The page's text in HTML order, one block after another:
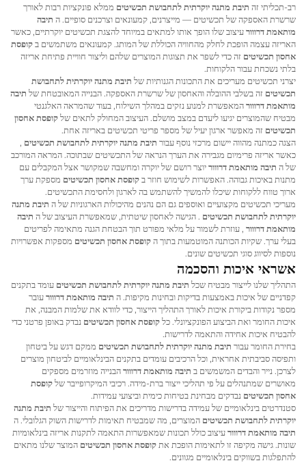
רב-תכליתי זה תיבת מתנה יוקרתית לתחבושת תכשיטים ממלא פונקציות רבות לאורך
שרשרת האספקה של תכשיטים — מייצרנים, קמעונאים וצרכנים סופיים. ה תיבה
מותאמת דרווורעיצוב שלו הופך אותו למתאים במיוחד להצגת תכשיטים יוקרתיים, כאשר
האריזה עצמה הופכת לחלק מהחוויה הכוללת של המותג. קמעונאים משתמשים בקופסת
אחסון תכשיטים זה כדי לשפר את תצוגות המוצרים שלהם וליצור חוויית פתיחת אריזה
בלתי נשכחת עבור הלקוחות.
יצרני תכשיטים מעריכים את התכונות הגנותיות של תיבת מתנה יוקרתית לתחבושת
תכשיטים זה בשלבי ההובלה והאחסון של שרשרת האספקה. הבנייה המאובטחת של תיבה
מותאמת דרווורהמאפשרת למנוע נזקים במהלך השילוח, בעוד שהמראה האלגנטי
מבטיח שהמוצרים יגיעו ליעדם במצב מושלם. העיצוב המחולק לתאים שלקופסת אחסון
תכשיטים זה מאפשר ארגון יעיל של מספר פריטי תכשיטים באריזה אחת.
הצגה כמתנה מהווה יישום מרכזי נוסף עבור תיבת מתנה יוקרתית לתחבושת תכשיטים ,
כאשר אריזה פרימיום מגבירה את הערך הנראה של התכשיטים שבתוכה. המראה המורכב
של ה תיבה מותאמת דרוווריוצר רושם של יוקרה ומחשבה שמקושר אצל המקבלים עם
מתנות באיכות גבוהה. האפשרות לשימוש חוזר בקופסת אחסון תכשיטים מספקת ערך
ארוך טווח ללקוחות שיכלו להמשיך להשתמש בה לארגון ולחסימת התכשיטים.
מעריכי תכשיטים מקצועיים ואוספים גם הם נהנים מהיכולות הארגוניות של ה תיבת מתנה
יוקרתית לתחבושת תכשיטים . הגישה לאחסון שיטתית, שמאפשרת העיצוב של ה תיבה
מותאמת דרווור , עוזרת לשמור על מלאי מפורט תוך הבטחת הגנה מתאימה לפריטים
בעלי ערך. שקיות הכותנה המוטמעות בתוך הקופסת אחסון תכשיטים מספקות אפשרויות
נוספות לסיווג סוגי תכשיטים שונים.
אשראי איכות והסכמה
התהליך שלנו לייצור מבטיח שכל תיבת מתנה יוקרתית לתחבושת תכשיטים עומד בתקנים
קפדניים של איכות באמצעות בדיקות ובחינות מקיפות. ה תיבה מותאמת דרווורעובר
מספר נקודות ביקורת איכות לאורך התהליך הייצור, כדי לוודא את שלמות המבנה, את
איכות החומר ואת הביצוע הפונקציונלי. כלקופסת אחסון תכשיטים נבדק באופן פרטני כדי
להבטיח איכות אחידה והתאמה לדרישות.
בחירת החומר עבור תיבת מתנה יוקרתית לתחבושת תכשיטים ממקם דגש על ביטחון
ותפיסה סביבתית אחראית, וכל הרכיבים עומדים בתקנים הבינלאומיים לביטחון מוצרים
לצרכן. נייר והבדים המשמשים ב תיבה מותאמת דרווורהבנייה מוזרמים מספקים
מאושרים שמתנהלים על פי תהליכי ייצור ברת-מידה. רכיבי המיקרופייבר שלקופסת
אחסון תכשיטים נבדקים מבחינת בטיחות כימית וביצועי עמידות.
סטנדרטים בינלאומיים של עמידה בדרישות מדריכים את הפיתוח והייצור של תיבת מתנה
יוקרתית לתחבושת תכשיטים המוצרים, מה שמבטיח תאימות לדרישות השוק הגלובלי. ה
תיבה מותאמת דרווורעיצוב כולל תכונות שמאפשרות התאמה לתקנות אריזה בינלאומיות
שונות. גישה מקיפה זו לתאימות הופכת את קופסת אחסון תכשיטים המוצר שלנו מתאים
להתפלגות בשווקים בינלאומיים מגוונים.